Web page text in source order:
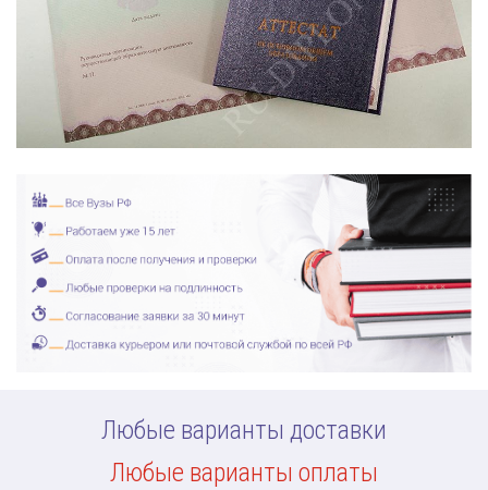
Любые варианты доставки
Любые варианты оплаты